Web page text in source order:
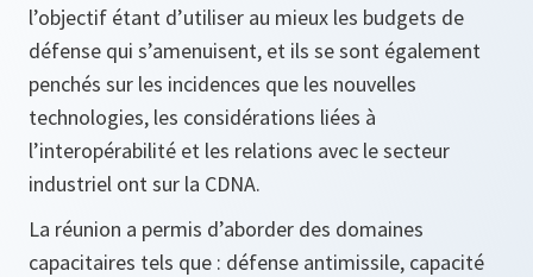
l’objectif étant d’utiliser au mieux les budgets de
défense qui s’amenuisent, et ils se sont également
penchés sur les incidences que les nouvelles
technologies, les considérations liées à
l’interopérabilité et les relations avec le secteur
industriel ont sur la CDNA.
La réunion a permis d’aborder des domaines
capacitaires tels que : défense antimissile, capacité